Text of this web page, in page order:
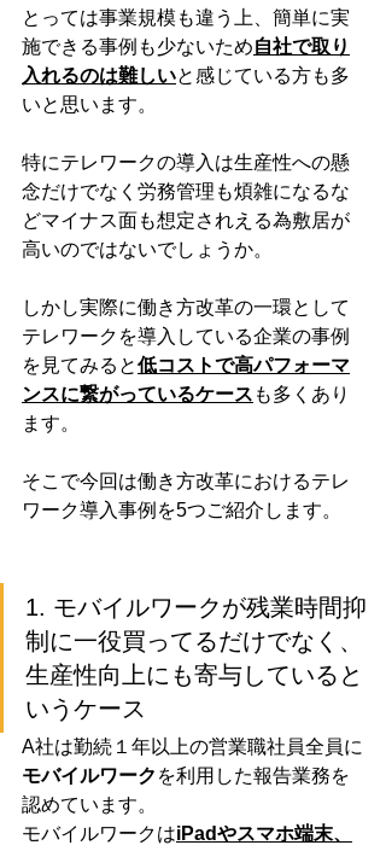
とっては事業規模も違う上、簡単に実
施できる事例も少ないため自社で取り
入れるのは難しいと感じている方も多
いと思います。
特にテレワークの導入は生産性への懸
念だけでなく労務管理も煩雑になるな
どマイナス面も想定されえる為敷居が
高いのではないでしょうか。
しかし実際に働き方改革の一環として
テレワークを導入している企業の事例
を見てみると低コストで高パフォーマ
ンスに繋がっているケース も多くあり
ます。
そこで今回は働き方改革におけるテレ
ワーク導入事例を5つご紹介します。
1. モバイルワークが残業時間抑
制に一役買ってるだけでなく、
生産性向上にも寄与していると
いうケース
A社は勤続１年以上の営業職社員全員に
モバイルワーク を利用した報告業務を
認めています。
モバイルワークはiPadやスマホ端末、